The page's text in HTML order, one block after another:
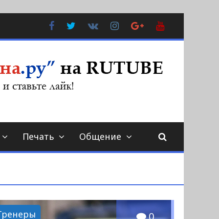
FacebookTwitter
Контакте
Instagram
Google
Plus
Печать Общение
0